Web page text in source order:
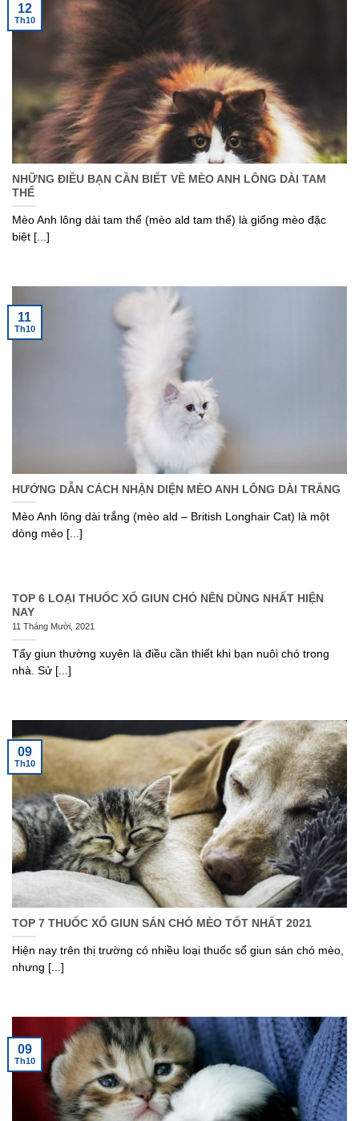
NHỮNG ĐIỀU BẠN CẦN BIẾT VỀ MÈO ANH LÔNG DÀI TAM
THỂ
Mèo Anh lông dài tam thể (mèo ald tam thể) là giống mèo đặc
biệt [...]
12
Th10
HƯỚNG DẪN CÁCH NHẬN DIỆN MÈO ANH LÔNG DÀI TRẮNG
Mèo Anh lông dài trắng (mèo ald – British Longhair Cat) là một
dòng mèo [...]
11
Th10
TOP 6 LOẠI THUỐC XỔ GIUN CHÓ NÊN DÙNG NHẤT HIỆN
NAY
11 Tháng Mười, 2021
Tẩy giun thường xuyên là điều cần thiết khi bạn nuôi chó trong
nhà. Sử [...]
TOP 7 THUỐC XỔ GIUN SÁN CHÓ MÈO TỐT NHẤT 2021
Hiện nay trên thị trường có nhiều loại thuốc sổ giun sán chó mèo,
nhưng [...]
09
Th10
09
Th10